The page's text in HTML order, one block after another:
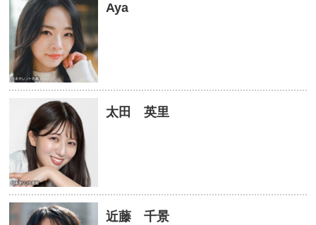
Aya
太田 英里
近藤 千景